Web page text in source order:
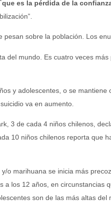
es la pérdida de la
pesan sobre la población. Los
del mundo. Es cuatro veces
y adolescentes, o se mantiene
va en aumento.
3 de cada 4 niños chilenos,
10 niños chilenos reporta que
o marihuana se inicia más
a los 12 años, en circunstancias
son de las más altas del